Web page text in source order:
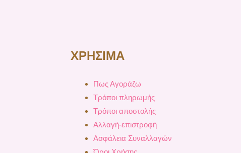
ΧΡΗΣΙΜΑ
Πως Αγοράζω
Τρόποι πληρωμής
Τρόποι αποστολής
Αλλαγή-επιστροφή
Ασφάλεια Συναλλαγών